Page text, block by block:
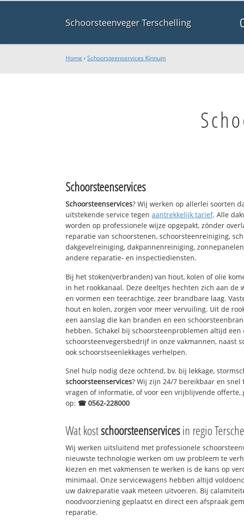
Schoorsteenveger Terschelling
Home ›Schoorsteenservices Kinnum
Schoorsteenservices
Schoorsteenservices? Wij werken op allerlei soorten
uitstekende service tegenaantrekkelijk tarief. Alle
worden op professionele wijze opgepakt, zónder
reparatie van schoorstenen, schoorsteenreiniging,
dakgevelreiniging, dakpannenreiniging,
andere reparatie- en inspectiediensten.
Bij het stoken(verbranden) van hout, kolen of olie
in het rookkanaal. Deze deeltjes hechten zich aan de
en vormen een teerachtige, zeer brandbare laag.
hout en kolen, zorgen voor meer vervuiling. Uit de
een aanslag die kan branden en een
hebben. Schakel bij schoorsteenproblemen altijd een
schoorsteenvegersbedrijf in onze vakmannen, naast
ook schoorstseenlekkages verhelpen.
Snel hulp nodig deze ochtend, bv. bij lekkage,
schoorsteenservices? Wij zijn 24/7 bereikbaar en
vragen of informatie, of voor een vrijblijvende offerte,
op: ☎ 0562-228000
Wat kostschoorsteenservicesin regio
Wij werken uitsluitend met professionele
nieuwste technologie werken om uw probleem te
kiezen en met vakmensen te werken is de kans op
minimaal. Onze servicewagens hebben altijd
uw dakreparatie vaak meteen uitvoeren. Bij
noodvoorziening geplaatst en direct een afspraak
reparatie.